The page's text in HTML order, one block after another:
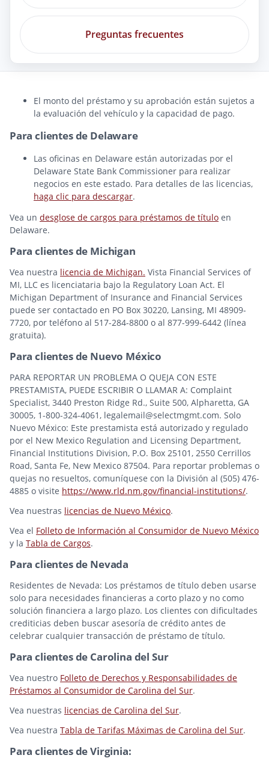
Preguntas frecuentes
El monto del préstamo y su aprobación están sujetos a
la evaluación del vehículo y la capacidad de pago.
Para clientes de Delaware
Las oficinas en Delaware están autorizadas por el
Delaware State Bank Commissioner para realizar
negocios en este estado. Para detalles de las licencias,
haga clic para descargar.
Vea un desglose de cargos para préstamos de título en
Delaware.
Para clientes de Michigan
Vea nuestra licencia de Michigan. Vista Financial Services of
MI, LLC es licenciataria bajo la Regulatory Loan Act. El
Michigan Department of Insurance and Financial Services
puede ser contactado en PO Box 30220, Lansing, MI 48909-
7720, por teléfono al 517-284-8800 o al 877-999-6442 (línea
gratuita).
Para clientes de Nuevo México
PARA REPORTAR UN PROBLEMA O QUEJA CON ESTE
PRESTAMISTA, PUEDE ESCRIBIR O LLAMAR A: Complaint
Specialist, 3440 Preston Ridge Rd., Suite 500, Alpharetta, GA
30005, 1-800-324-4061, legalemail@selectmgmt.com. Solo
Nuevo México: Este prestamista está autorizado y regulado
por el New Mexico Regulation and Licensing Department,
Financial Institutions Division, P.O. Box 25101, 2550 Cerrillos
Road, Santa Fe, New Mexico 87504. Para reportar problemas o
quejas no resueltos, comuníquese con la División al (505) 476-
4885 o visite https://www.rld.nm.gov/financial-institutions/.
Vea nuestras licencias de Nuevo México.
Vea el Folleto de Información al Consumidor de Nuevo México
y la Tabla de Cargos.
Para clientes de Nevada
Residentes de Nevada: Los préstamos de título deben usarse
solo para necesidades financieras a corto plazo y no como
solución financiera a largo plazo. Los clientes con dificultades
crediticias deben buscar asesoría de crédito antes de
celebrar cualquier transacción de préstamo de título.
Para clientes de Carolina del Sur
Vea nuestro Folleto de Derechos y Responsabilidades de
Préstamos al Consumidor de Carolina del Sur.
Vea nuestras licencias de Carolina del Sur.
Vea nuestra Tabla de Tarifas Máximas de Carolina del Sur.
Para clientes de Virginia: